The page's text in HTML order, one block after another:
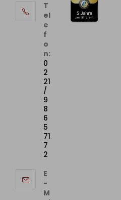
T
el
e
f
o
n:
0
2
21
/
9
8
6
5
71
7
2
E
-
M